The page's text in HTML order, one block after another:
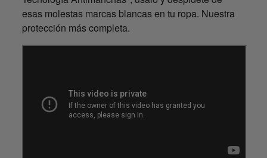
esas molestas marcas blancas en tu ropa. Nuestra
protección más completa.